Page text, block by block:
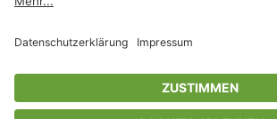
* Streichpreise entsprechen der unverbindlichen